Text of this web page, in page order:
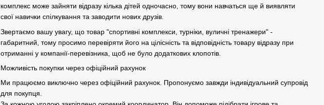
комплекс може зайняти відразу кілька дітей одночасно, тому вони навчаться ще й виявляти
свої навички спілкування та заводити нових друзів.
Звертаємо вашу увагу, що товар "спортивні комплекси, турніки, вуличні тренажери" -
габаритний, тому просимо перевіряти його на цілісність та відповідність товару відразу при
отриманні у компанії-перевізника, щоб не було додаткових клопотів.
Можливість покупки через офіційний рахунок
Ми працюємо виключно через офіційний рахунок. Пропонуємо завжди індивідуальний супровід
для покупця.